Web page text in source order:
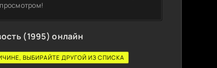
(1995) онлайн
ВЫБИРАЙТЕ ДРУГОЙ ИЗ СПИСКА